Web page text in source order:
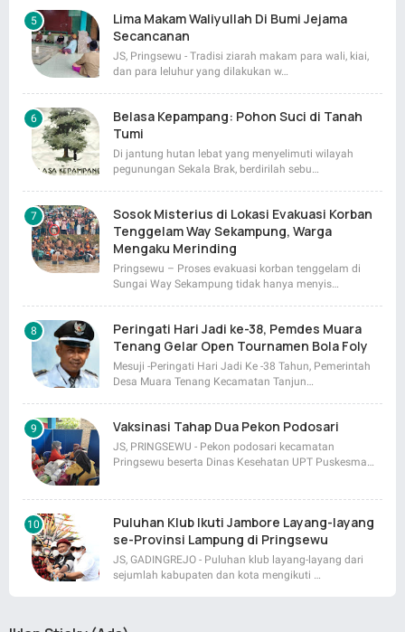
Lima Makam Waliyullah Di Bumi Jejama
Secancanan
JS, Pringsewu - Tradisi ziarah makam para wali, kiai,
dan para leluhur yang dilakukan w…
Belasa Kepampang: Pohon Suci di Tanah
Tumi
Di jantung hutan lebat yang menyelimuti wilayah
pegunungan Sekala Brak, berdirilah sebu…
Sosok Misterius di Lokasi Evakuasi Korban
Tenggelam Way Sekampung, Warga
Mengaku Merinding
Pringsewu – Proses evakuasi korban tenggelam di
Sungai Way Sekampung tidak hanya menyis…
Peringati Hari Jadi ke-38, Pemdes Muara
Tenang Gelar Open Tournamen Bola Foly
Mesuji -Peringati Hari Jadi Ke -38 Tahun, Pemerintah
Desa Muara Tenang Kecamatan Tanjun…
Vaksinasi Tahap Dua Pekon Podosari
JS, PRINGSEWU - Pekon podosari kecamatan
Pringsewu beserta Dinas Kesehatan UPT Puskesma…
Puluhan Klub Ikuti Jambore Layang-layang
se-Provinsi Lampung di Pringsewu
JS, GADINGREJO - Puluhan klub layang-layang dari
sejumlah kabupaten dan kota mengikuti …